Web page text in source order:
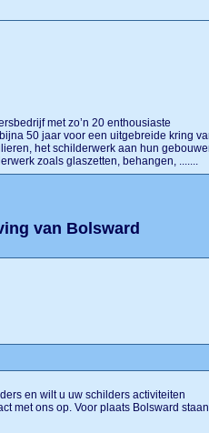
met zo’n 20 enthousiaste
50 jaar voor een uitgebreide kring
het schilderwerk aan hun
zoals glaszetten, behangen, .......
van Bolsward
en wilt u uw schilders activiteiten
met ons op. Voor plaats Bolsward staan